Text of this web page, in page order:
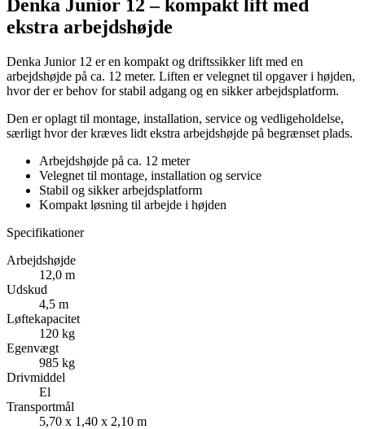
Denka Junior 12 – kompakt lift med
ekstra arbejdshøjde
Denka Junior 12 er en kompakt og driftssikker lift med en
arbejdshøjde på ca. 12 meter. Liften er velegnet til opgaver i højden,
hvor der er behov for stabil adgang og en sikker arbejdsplatform.
Den er oplagt til montage, installation, service og vedligeholdelse,
særligt hvor der kræves lidt ekstra arbejdshøjde på begrænset plads.
Arbejdshøjde på ca. 12 meter
Velegnet til montage, installation og service
Stabil og sikker arbejdsplatform
Kompakt løsning til arbejde i højden
Specifikationer
Arbejdshøjde
12,0 m
Udskud
4,5 m
Løftekapacitet
120 kg
Egenvægt
985 kg
Drivmiddel
El
Transportmål
5,70 x 1,40 x 2,10 m